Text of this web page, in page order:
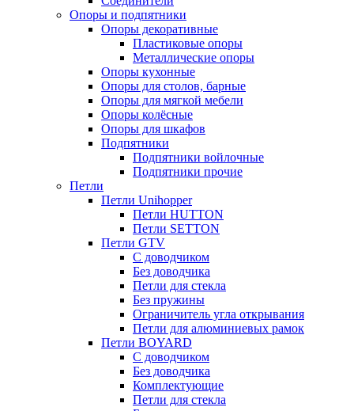
Опоры и подпятники
Опоры декоративные
Пластиковые опоры
Металлические опоры
Опоры кухонные
Опоры для столов, барные
Опоры для мягкой мебели
Опоры колёсные
Опоры для шкафов
Подпятники
Подпятники войлочные
Подпятники прочие
Петли
Петли Unihopper
Петли HUTTON
Петли SETTON
Петли GTV
С доводчиком
Без доводчика
Петли для стекла
Без пружины
Ограничитель угла открывания
Петли для алюминиевых рамок
Петли BOYARD
С доводчиком
Без доводчика
Комплектующие
Петли для стекла